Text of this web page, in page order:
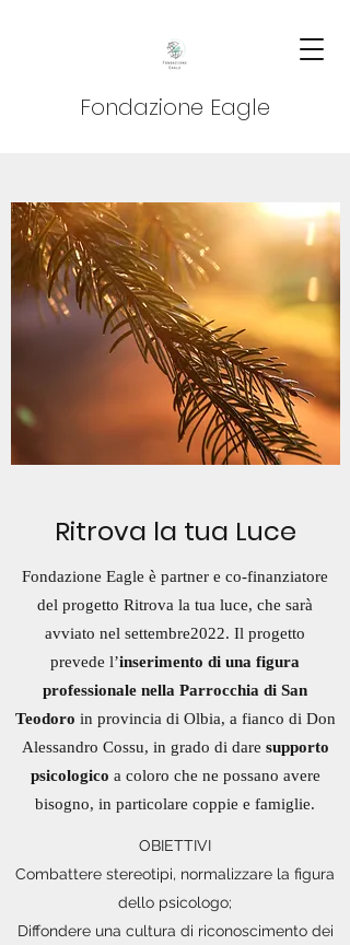
Fondazione Eagle
Ritrova la tua Luce
Fondazione Eagle è partner e co-finanziatore
del progetto Ritrova la tua luce, che sarà
avviato nel settembre2022. Il progetto
prevede l’inserimento di una figura
professionale nella Parrocchia di San
Teodoro in provincia di Olbia, a fianco di Don
Alessandro Cossu, in grado di dare supporto
psicologico a coloro che ne possano avere
bisogno, in particolare coppie e famiglie.
OBIETTIVI
Combattere stereotipi, normalizzare la figura
dello psicologo;
Diffondere una cultura di riconoscimento dei